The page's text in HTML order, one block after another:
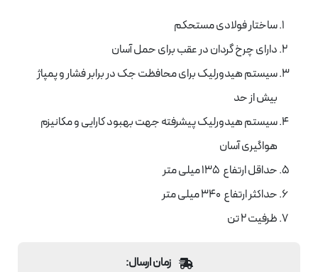
ساختار فولادی مستحکم
دارای چرخ گردان در عقب برای حمل آسان
سیستم هیدورلیک برای محافظت جک در برابر فشار و پمپاژ
بیش از حد
سیستم هیدورلیک پیشرفته جهت بهبود کارایی و مکانیزم
هواگیری آسان
حداقل ارتفاع 135 میلی متر
حداکثر ارتفاع 340 میلی متر
ظرفیت 2 تن
زمان ارسال: